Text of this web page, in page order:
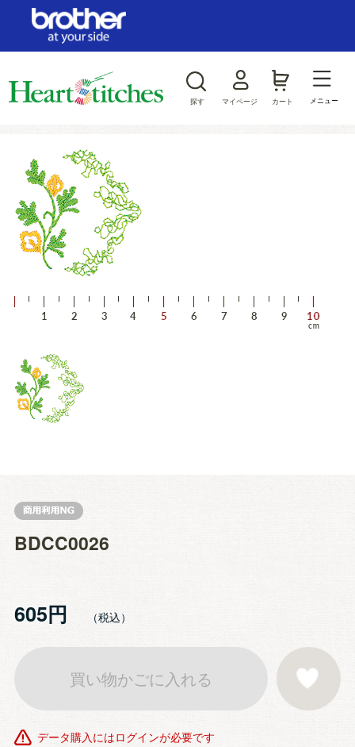
探す マイページ カート メニュー
BDCC0026
605円
データ購入にはログインが必要です
買い物かごに入れる お気に入りに登
ログイン/新規会員登録
ジャンルから探す